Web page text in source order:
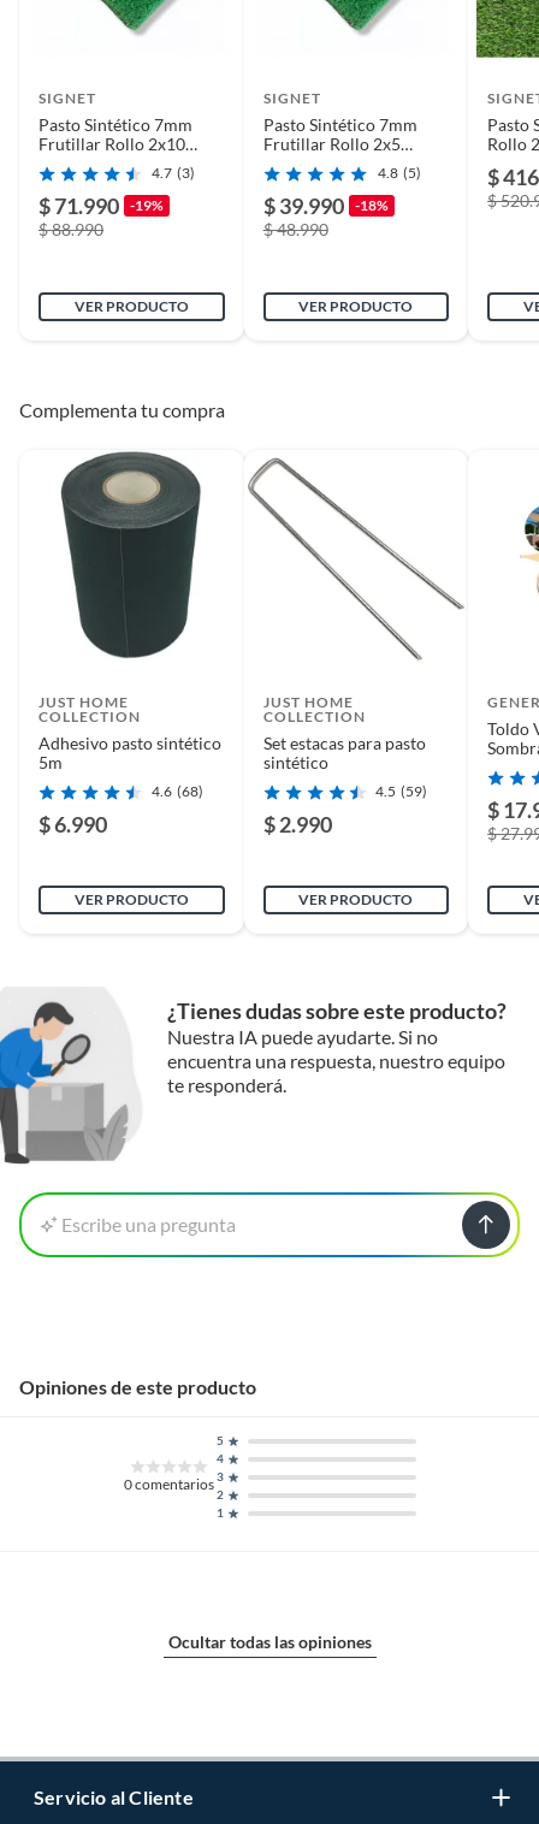
SIGNET
Pasto Sintético 7mm
Frutillar Rollo 2x10
Metros Signet
4.7 (3)
$ 71.990 -19%
$ 88.990
VER PRODUCTO
SIGNET
Pasto Sintético 7mm
Frutillar Rollo 2x5
Metros Signet
4.8 (5)
$ 39.990 -18%
$ 48.990
VER PRODUCTO
Pasto
Rollo
$
$
Complementa tu compra
JUST HOME
COLLECTION
Adhesivo pasto sintético
5m
4.6 (68)
$ 6.990
VER PRODUCTO
JUST HOME
COLLECTION
Set estacas para pasto
sintético
4.5 (59)
$ 2.990
VER PRODUCTO
Toldo
$
$
¿Tienes dudas sobre este producto?
Nuestra IA puede ayudarte. Si no
encuentra una respuesta, nuestro equipo
te responderá.
Escribe una pregunta
Opiniones de este producto
0comentarios
1
2
3
4
5
Ocultar todas las opiniones
Servicio al Cliente